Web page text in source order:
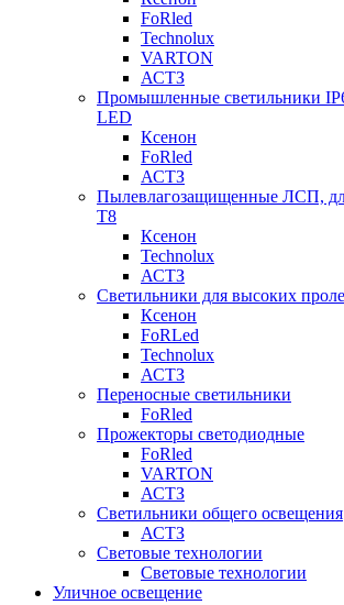
FoRled
Technolux
VARTON
АСТЗ
Промышленные светильники
LED
Ксенон
FoRled
АСТЗ
Пылевлагозащищенные ЛСП,
Т8
Ксенон
Technolux
АСТЗ
Светильники для высоких
Ксенон
FoRLed
Technolux
АСТЗ
Переносные светильники
FoRled
Прожекторы светодиодные
FoRled
VARTON
АСТЗ
Светильники общего освещения
АСТЗ
Световые технологии
Световые технологии
Уличное освещение